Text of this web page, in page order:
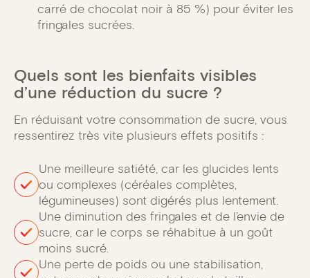
carré de chocolat noir à 85 %) pour éviter les
fringales sucrées.
Quels sont les bienfaits visibles
d’une réduction du sucre ?
En réduisant votre consommation de sucre, vous
ressentirez très vite plusieurs effets positifs :
Une meilleure satiété, car les glucides lents
ou complexes (céréales complètes,
légumineuses) sont digérés plus lentement.
Une diminution des fringales et de l’envie de
sucre, car le corps se réhabitue à un goût
moins sucré.
Une perte de poids ou une stabilisation,